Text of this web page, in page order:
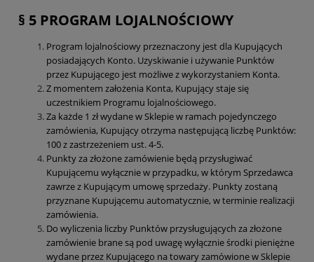
§ 5 PROGRAM LOJALNOŚCIOWY
Program lojalnościowy przeznaczony jest dla Kupujących
posiadających Konto. Uzyskiwanie i używanie Punktów
przez Kupującego jest możliwe z wykorzystaniem Konta.
Z momentem założenia Konta, Kupujący staje się
uczestnikiem Programu lojalnościowego.
Za każde 1 zł wydane w Sklepie w ramach pojedynczego
zamówienia, Kupujący otrzyma następującą liczbę Punktów:
100 z zastrzeżeniem ust. 4-5.
Punkty za złożone zamówienie będą przysługiwać
Kupującemu wyłącznie w przypadku, w którym Sprzedawca
zawrze z Kupującym umowę sprzedaży. Punkty zostaną
przyznane Kupującemu automatycznie, w terminie realizacji
zamówienia.
Do wyliczenia liczby Punktów przysługujących za złożone
zamówienie brane są pod uwagę wyłącznie środki pieniężne
wydane przez Kupującego na towary zamówione w Sklepie